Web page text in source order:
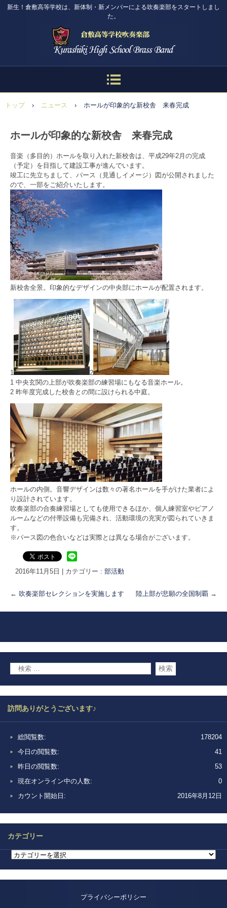
新生！倉敷高等学校は、新体制・新メンバーによる吹奏楽部をスタートしまし
た。
トップ › ニュース › ホールが印象的な新校舎 来春完成
ホールが印象的な新校舎 来春完成
音楽（多目的）ホールを取り入れた新校舎は、平成29年2月の完成
（予定）を目指して建設工事が進んでいます。
竣工に先立ちまして、パース（見通しイメージ）図が公開されました
ので、一部をご紹介いたします。
新校舎全景。印象的なデザインの中央部にホールが配置されます。
1
2
1 中央玄関の上部が吹奏楽部の練習場にもなる音楽ホール。
2 昨年度完成した校舎との間に設けられる中庭。
ホールの内側。音響デザインは数々の著名ホールを手がけた業者によ
り設計されています。
吹奏楽部の合奏練習場としても使用できるほか、個人練習室やピアノ
ルームなどの付帯設備も完備され、活動環境の充実が図られていきま
す。
※パース図の色合いなどは実際とは異なる場合がございます。
2016年11月5日 カテゴリー : 部活動
← 吹奏楽部セレクションを実施します 陸上部が悲願の全国制覇 →
訪問ありがとうございます♪
178204
総閲覧数:
41
今日の閲覧数:
53
昨日の閲覧数:
0
現在オンライン中の人数:
2016年8月12日
カウント開始日:
カテゴリー
プライバシーポリシー